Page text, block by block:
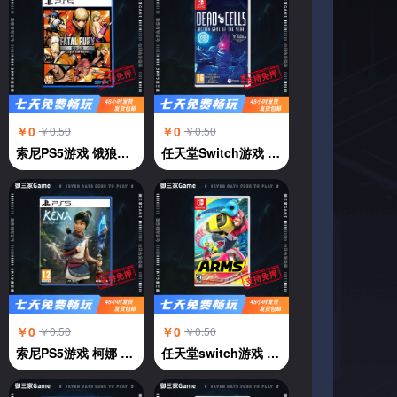
￥0 ￥0.50
索尼PS5游戏 饿狼传说 群狼都市 中文
￥0 ￥0.50
任天堂Switch游戏 NS 死亡细胞deadcells 年度版 横版过关 中文
￥0 ￥0.50
索尼PS5游戏 柯娜 奇纳 KENA 凯娜 灵魂之桥 中文
￥0 ￥0.50
任天堂switch游戏 强力拳击 神臂斗士 Arms 伸缩拳击 中文